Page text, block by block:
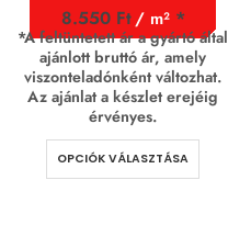
8.550 Ft / m²
*A feltüntetett ár a gyártó által
ajánlott bruttó ár, amely
viszonteladónként változhat.
Az ajánlat a készlet erejéig
érvényes.
OPCIÓK VÁLASZTÁSA